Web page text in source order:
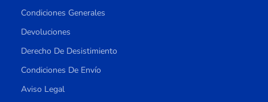
Condiciones Generales
Devoluciones
Derecho De Desistimiento
Condiciones De Envío
Aviso Legal